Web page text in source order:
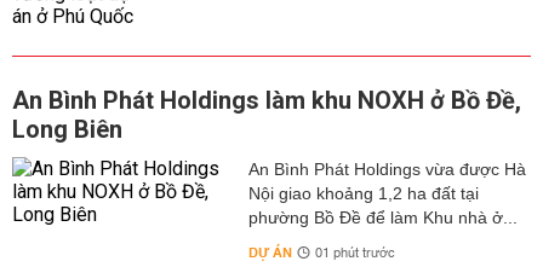
An Bình Phát Holdings làm khu NOXH ở Bồ Đề,
Long Biên
An Bình Phát Holdings vừa được Hà
Nội giao khoảng 1,2 ha đất tại
phường Bồ Đề để làm Khu nhà ở...
DỰ ÁN 01 phút trước